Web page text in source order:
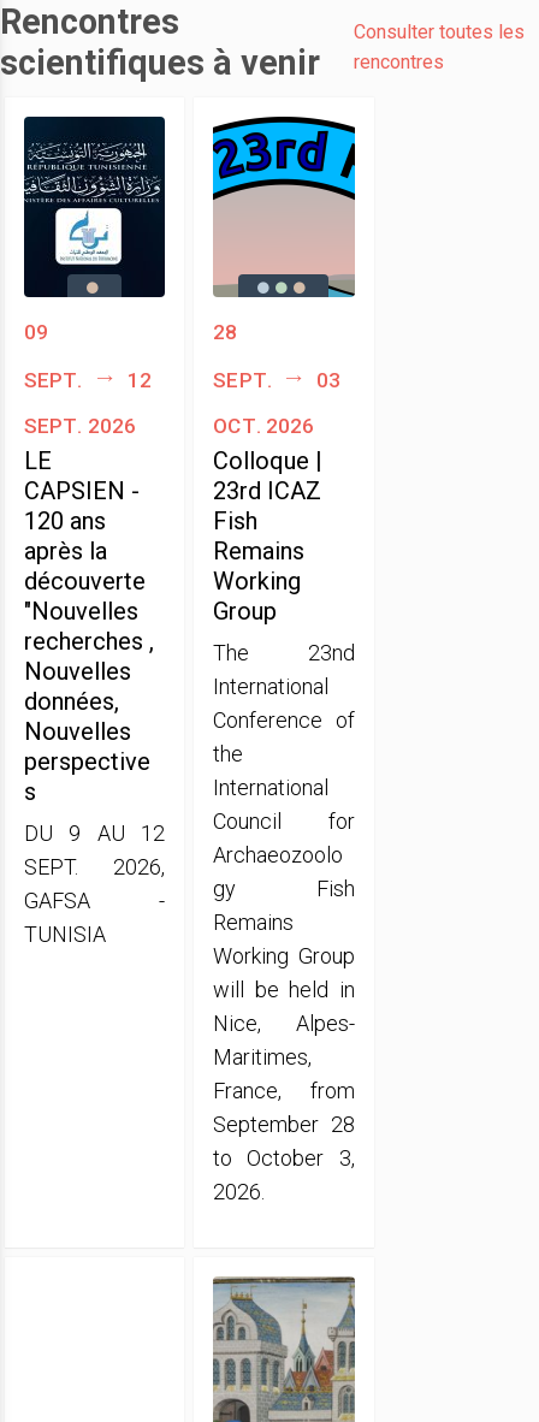
Rencontres
scientifiques à venir
Consulter toutes les
rencontres
09
sept.
12
sept. 2026
LE
CAPSIEN -
120 ans
après la
découverte
"Nouvelles
recherches ,
Nouvelles
données,
Nouvelles
perspective
s
DU 9 AU 12
SEPT. 2026,
GAFSA -
TUNISIA
28
sept.
03
oct. 2026
Colloque |
23rd ICAZ
Fish
Remains
Working
Group
The 23nd
International
Conference of
the
International
Council for
Archaeozoolo
gy Fish
Remains
Working Group
will be held in
Nice, Alpes-
Maritimes,
France, from
September 28
to October 3,
2026.